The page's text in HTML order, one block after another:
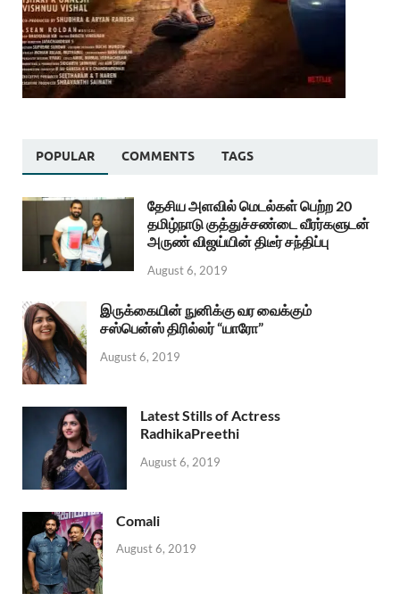
POPULAR COMMENTS TAGS
தேசிய அளவில் மெடல்கள் பெற்ற 20
தமிழ்நாடு குத்துச்சண்டை வீரர்களுடன்
அருண் விஜய்யின் திடீர் சந்திப்பு
August 6, 2019
இருக்கையின் நுனிக்கு வர வைக்கும்
சஸ்பென்ஸ் திரில்லர் “யாரோ”
August 6, 2019
Latest Stills of Actress
RadhikaPreethi
August 6, 2019
Comali
August 6, 2019